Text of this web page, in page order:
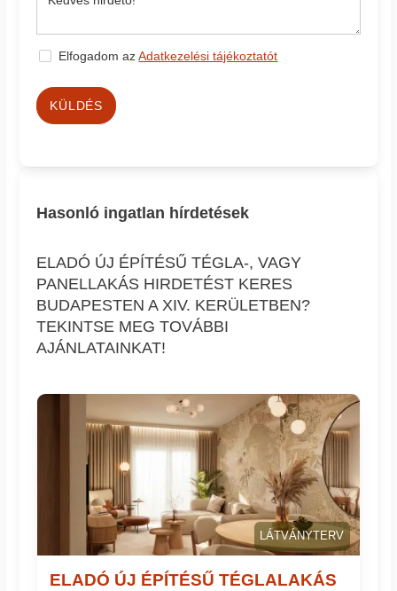
Elfogadom azAdatkezelési tájékoztatót
KÜLDÉS
Hasonló ingatlan hírdetések
ELADÓ ÚJ ÉPÍTÉSŰ TÉGLA-, VAGY
PANELLAKÁS HIRDETÉST KERES
BUDAPESTEN A XIV. KERÜLETBEN?
TEKINTSE MEG TOVÁBBI
AJÁNLATAINKAT!
LÁTVÁNYTERV
ELADÓ ÚJ ÉPÍTÉSŰ TÉGLALAKÁS